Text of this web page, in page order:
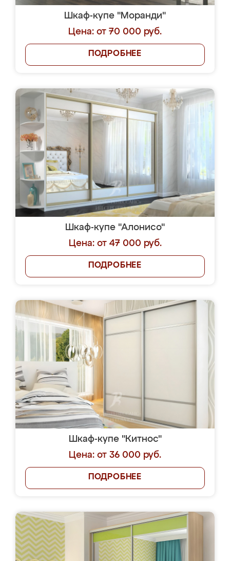
Шкаф-купе "Моранди"
Цена: от 70 000 руб.
ПОДРОБНЕЕ
Шкаф-купе "Алонисо"
Цена: от 47 000 руб.
ПОДРОБНЕЕ
Шкаф-купе "Китнос"
Цена: от 36 000 руб.
ПОДРОБНЕЕ